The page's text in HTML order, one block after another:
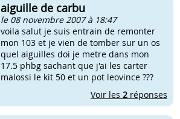
aiguille de carbu
le 08 novembre 2007 à 18:47
voila salut je suis entrain de remonter
mon 103 et je vien de tomber sur un os
quel aiguilles doi je metre dans mon
17.5 phbg sachant que j'ai les carter
malossi le kit 50 et un pot leovince ???
Voir les 2 réponses